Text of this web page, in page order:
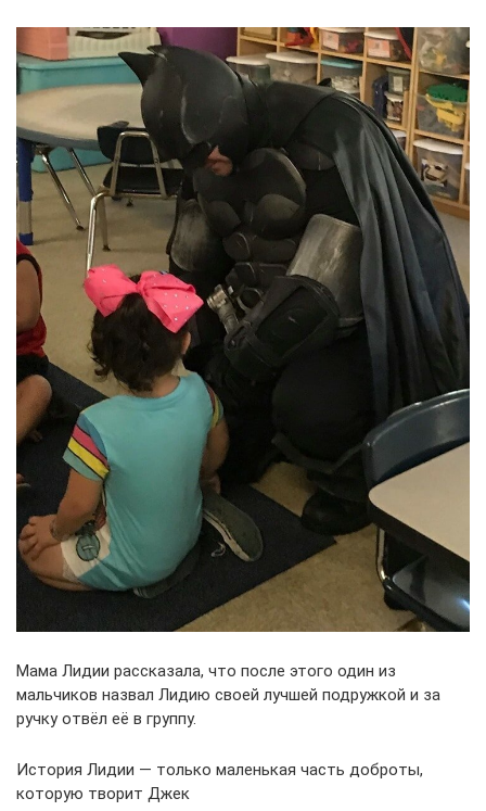
Мама Лидии рассказала, что после этого один из
мальчиков назвал Лидию своей лучшей подружкой и за
ручку отвёл её в группу.
История Лидии — только маленькая часть доброты,
которую творит Джек